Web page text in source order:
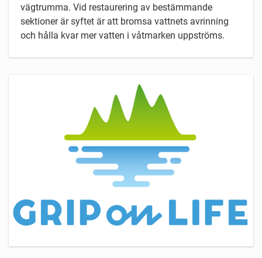
vägtrumma. Vid restaurering av bestämmande
sektioner är syftet är att bromsa vattnets avrinning
och hålla kvar mer vatten i våtmarken uppströms.